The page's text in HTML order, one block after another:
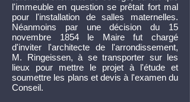
l'immeuble en question se prêtait fort mal
pour l'installation de salles maternelles.
Néanmoins par une décision du 15
novembre 1854 le Maire fut chargé
d'inviter l'architecte de l'arrondissement,
M. Ringeissen, à se transporter sur les
lieux pour mettre le projet à l'étude et
soumettre les plans et devis à l'examen du
Conseil.